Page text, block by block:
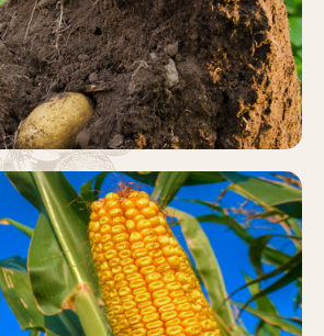
Más información
MAÍZ